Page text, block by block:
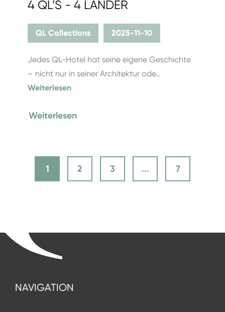
4 QL’S - 4 LÄNDER
QL Collections 2025-11-10
Jedes QL-Hotel hat seine eigene Geschichte
– nicht nur in seiner Architektur ode…
Weiterlesen
Weiterlesen
1 2 3 ... 7
NAVIGATION